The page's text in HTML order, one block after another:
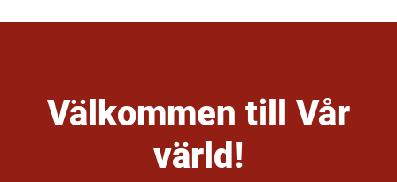
Välkommen till Vår
värld!